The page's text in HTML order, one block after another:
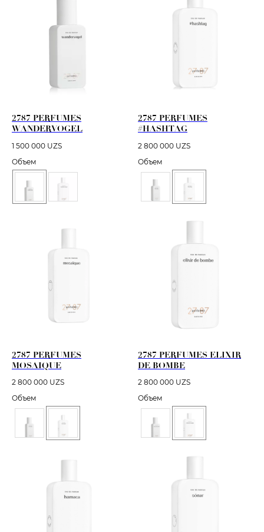
2787 PERFUMES
WANDERVOGEL
1 500 000 UZS
Объем
2787 PERFUMES
#HASHTAG
2 800 000 UZS
Объем
2787 PERFUMES
MOSAIQUE
2 800 000 UZS
Объем
2787 PERFUMES ELIXIR
DE BOMBE
2 800 000 UZS
Объем